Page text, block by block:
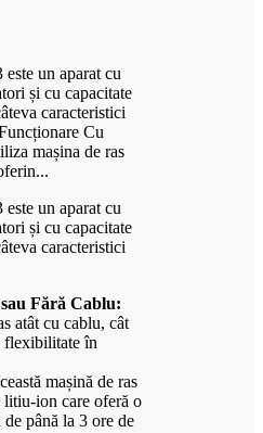
un aparat cu
și cu capacitate
caracteristici
Cu
mașina de ras
un aparat cu
și cu capacitate
caracteristici
Fără Cablu:
atât cu cablu, cât
flexibilitate în
mașină de ras
litiu-ion care oferă o
până la 3 ore de